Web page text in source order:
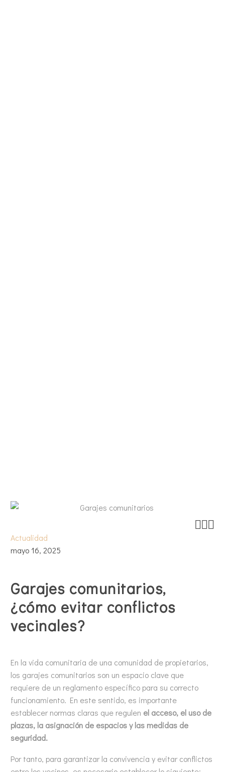

Actualidad
mayo 16, 2025
Garajes comunitarios,
¿cómo evitar conflictos
vecinales?
En la vida comunitaria de una comunidad de propietarios,
los garajes comunitarios son un espacio clave que
requiere de un reglamento específico para su correcto
funcionamiento. En este sentido, es importante
establecer normas claras que regulen el acceso, el uso de
plazas, la asignación de espacios y las medidas de
seguridad.
Por tanto, para garantizar la convivencia y evitar conflictos